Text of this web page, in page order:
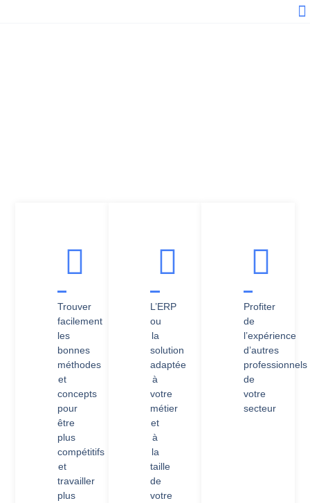
Trouver
facilement
les
bonnes
méthodes
et
concepts
pour
être
plus
compétitifs
et
travailler
plus
L’ERP
ou
la
solution
adaptée
à
votre
métier
et
à
la
taille
de
votre
Profiter
de
l’expérience
d’autres
professionnels
de
votre
secteur